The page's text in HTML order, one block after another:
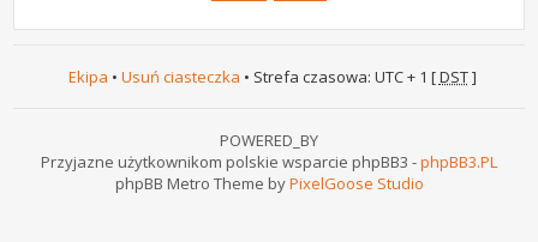
Ekipa • Usuń ciasteczka • Strefa czasowa: UTC + 1 [DST]
POWERED_BY
Przyjazne użytkownikom polskie wsparcie phpBB3 -phpBB3.PL
phpBB Metro Theme byPixelGoose Studio